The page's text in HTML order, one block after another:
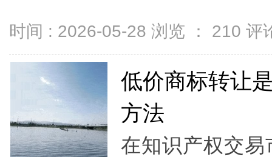
时间 : 2026-05-28 浏览 ： 210 评
低价商标转让
方法
在知识产权交